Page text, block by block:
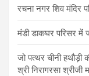
रचना नगर शिव मंदिर
मंडी डाकघर परिसर में
जो पत्थर चीनी हथौड़ी
श्री निरागरसा श्रीजी